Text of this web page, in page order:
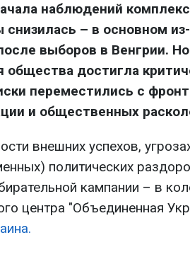
наблюдений
– в основном
выборов в Венгрии.
общества достигла
переместились с
и общественных
внешних успехов,
политических
кампании – в
центра "Объединенная